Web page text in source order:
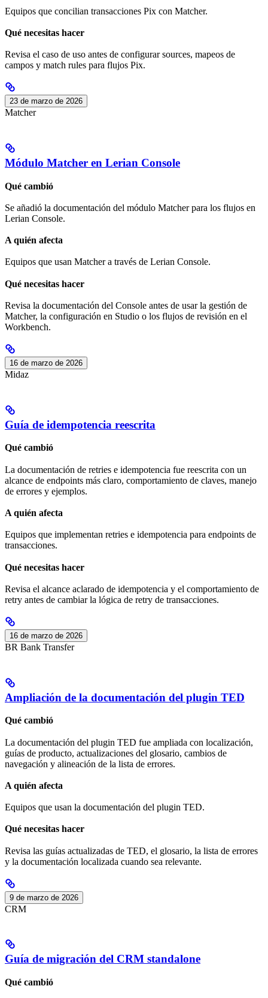
Equipos que concilian transacciones Pix con Matcher.
Qué necesitas hacer
Revisa el caso de uso antes de configurar sources, mapeos de
campos y match rules para flujos Pix.
23 de marzo de 2026
Matcher
Módulo Matcher en Lerian Console
Qué cambió
Se añadió la documentación del módulo Matcher para los flujos en
Lerian Console.
A quién afecta
Equipos que usan Matcher a través de Lerian Console.
Qué necesitas hacer
Revisa la documentación del Console antes de usar la gestión de
Matcher, la configuración en Studio o los flujos de revisión en el
Workbench.
16 de marzo de 2026
Midaz
Guía de idempotencia reescrita
Qué cambió
La documentación de retries e idempotencia fue reescrita con un
alcance de endpoints más claro, comportamiento de claves, manejo
de errores y ejemplos.
A quién afecta
Equipos que implementan retries e idempotencia para endpoints de
transacciones.
Qué necesitas hacer
Revisa el alcance aclarado de idempotencia y el comportamiento de
retry antes de cambiar la lógica de retry de transacciones.
16 de marzo de 2026
BR Bank Transfer
Ampliación de la documentación del plugin TED
Qué cambió
La documentación del plugin TED fue ampliada con localización,
guías de producto, actualizaciones del glosario, cambios de
navegación y alineación de la lista de errores.
A quién afecta
Equipos que usan la documentación del plugin TED.
Qué necesitas hacer
Revisa las guías actualizadas de TED, el glosario, la lista de errores
y la documentación localizada cuando sea relevante.
9 de marzo de 2026
CRM
Guía de migración del CRM standalone
Qué cambió